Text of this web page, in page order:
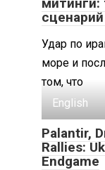
Удар по
море и
том, что
English
Palantir,
Rallies:
Endgame